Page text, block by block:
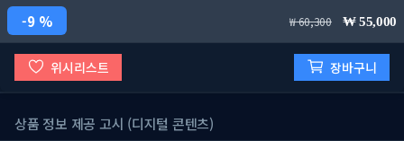
9 % 60,300 55,000
위시리스트 장바구니
상품 정보 제공 고시 (디지털 콘텐츠)